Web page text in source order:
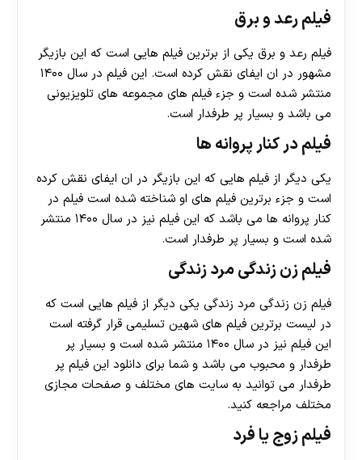
فیلم رعد و برق
فیلم رعد و برق یکی از برترین فیلم هایی است که این بازیگر
مشهور در ان ایفای نقش کرده است. این فیلم در سال ۱۴۰۰
منتشر شده است و جزء فیلم های مجموعه های تلویزیونی
می باشد و بسیار پر طرفدار است.
فیلم در کنار پروانه ها
یکی دیگر از فیلم هایی که این بازیگر در ان ایفای نقش کرده
است و جزء برترین فیلم های او شناخته شده است فیلم در
کنار پروانه ها می باشد که این فیلم نیز در سال ۱۴۰۰ منتشر
شده است و بسیار پر طرفدار است.
فیلم زن زندگی مرد زندگی
فیلم زن زندگی مرد زندگی یکی دیگر از فیلم هایی است که
در لیست برترین فیلم های شهین تسلیمی قرار گرفته است
این فیلم نیز در سال ۱۴۰۰‌ منتشر شده است و بسیار پر
طرفدار و محبوب می باشد و شما برای دانلود این فیلم پر
طرفدار می توانید به سایت های مختلف و صفحات مجازی
مختلف مراجعه کنید.
فیلم زوج یا فرد